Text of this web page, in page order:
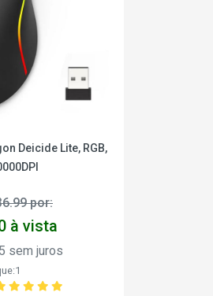
Deicide Lite, RGB,
por:
à vista
sem juros